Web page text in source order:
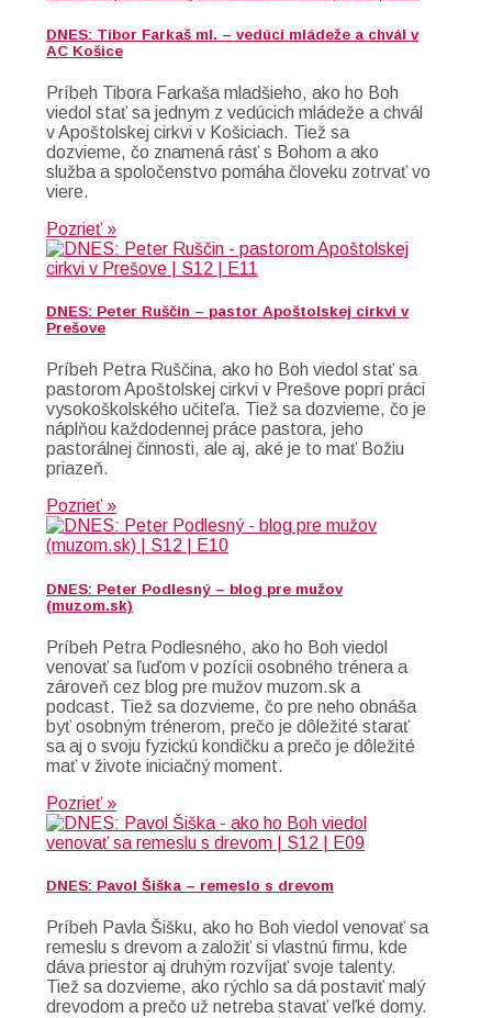
DNES: Tibor Farkaš ml. – vedúci mládeže a chvál v
AC Košice
Príbeh Tibora Farkaša mladšieho, ako ho Boh
viedol stať sa jednym z vedúcich mládeže a chvál
v Apoštolskej cirkvi v Košiciach. Tiež sa
dozvieme, čo znamená rásť s Bohom a ako
služba a spoločenstvo pomáha človeku zotrvať vo
viere.
Pozrieť »
DNES: Peter Ruščin – pastor Apoštolskej cirkvi v
Prešove
Príbeh Petra Ruščina, ako ho Boh viedol stať sa
pastorom Apoštolskej cirkvi v Prešove popri práci
vysokoškolského učiteľa. Tiež sa dozvieme, čo je
náplňou každodennej práce pastora, jeho
pastorálnej činnosti, ale aj, aké je to mať Božiu
priazeň.
Pozrieť »
DNES: Peter Podlesný – blog pre mužov
(muzom.sk)
Príbeh Petra Podlesného, ako ho Boh viedol
venovať sa ľuďom v pozícii osobného trénera a
zároveň cez blog pre mužov muzom.sk a
podcast. Tiež sa dozvieme, čo pre neho obnáša
byť osobným trénerom, prečo je dôležité starať
sa aj o svoju fyzickú kondičku a prečo je dôležité
mať v živote iniciačný moment.
Pozrieť »
DNES: Pavol Šiška – remeslo s drevom
Príbeh Pavla Šišku, ako ho Boh viedol venovať sa
remeslu s drevom a založiť si vlastnú firmu, kde
dáva priestor aj druhým rozvíjať svoje talenty.
Tiež sa dozvieme, ako rýchlo sa dá postaviť malý
drevodom a prečo už netreba stavať veľké domy.